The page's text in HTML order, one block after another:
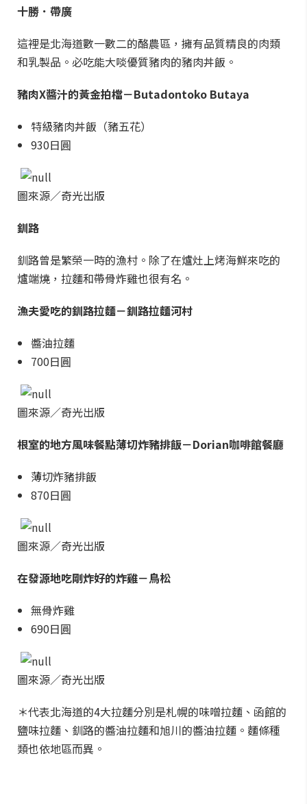
十勝．帶廣
這裡是北海道數一數二的酪農區，擁有品質精良的肉類
和乳製品。必吃能大啖優質豬肉的豬肉丼飯。
豬肉X醬汁的黃金拍檔－Butadontoko Butaya
特級豬肉丼飯（豬五花）
930日圓
圖來源／奇光出版
釧路
釧路曾是繁榮一時的漁村。除了在爐灶上烤海鮮來吃的
爐端燒，拉麵和帶骨炸雞也很有名。
漁夫愛吃的釧路拉麵－釧路拉麵河村
醬油拉麵
700日圓
圖來源／奇光出版
根室的地方風味餐點薄切炸豬排飯－Dorian咖啡館餐廳
薄切炸豬排飯
870日圓
圖來源／奇光出版
在發源地吃剛炸好的炸雞－鳥松
無骨炸雞
690日圓
圖來源／奇光出版
＊代表北海道的4大拉麵分別是札幌的味噌拉麵、函館的
鹽味拉麵、釧路的醬油拉麵和旭川的醬油拉麵。麵條種
類也依地區而異。